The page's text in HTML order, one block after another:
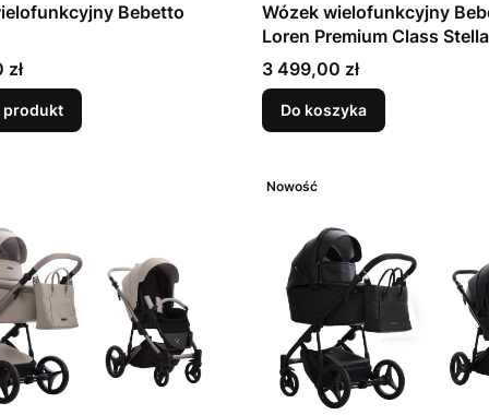
Bebetto
produkt
Wózek wielofunkcyjny
Loren Premium Class
Cena
3 499,00 zł
Do koszyka
Nowość